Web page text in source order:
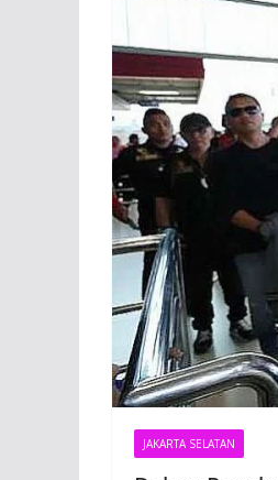
JAKARTA SELATAN